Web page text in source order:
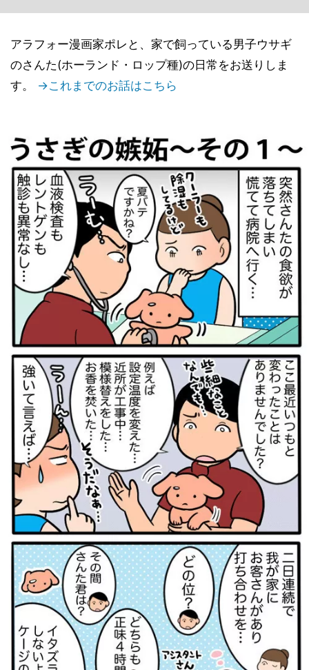
アラフォー漫画家ポレと、家で飼っている男子ウサギ
のさんた(ホーランド・ロップ種)の日常をお送りしま
す。 →これまでのお話はこちら